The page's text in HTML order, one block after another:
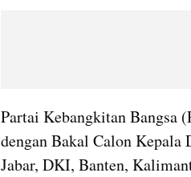
Partai Kebangkitan Bangsa
dengan Bakal Calon Kepala
Jabar, DKI, Banten,